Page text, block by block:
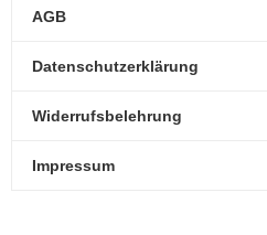
AGB
Datenschutzerklärung
Widerrufsbelehrung
Impressum